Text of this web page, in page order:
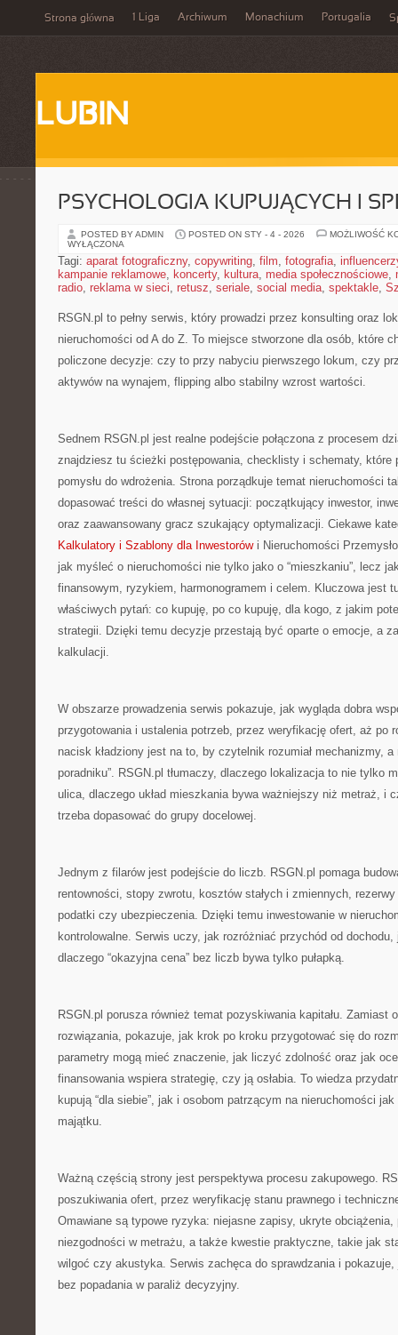
Strona główna 1 Liga Archiwum Monachium Portugalia
LUBIN
PSYCHOLOGIA KUPUJĄCYCH I
POSTED BY ADMIN POSTED ON STY - 4 - 2026
MOŻLIWOŚĆ
WYŁĄCZONA
Tagi: aparat fotograficzny, copywriting, film, fotografia,
kampanie reklamowe, koncerty, kultura, media społecznościowe,
radio, reklama w sieci, retusz, seriale, social media, spektakle,
RSGN.pl to pełny serwis, który prowadzi przez konsulting oraz
nieruchomości od A do Z. To miejsce stworzone dla osób, które
policzone decyzje: czy to przy nabyciu pierwszego lokum, czy
aktywów na wynajem, flipping albo stabilny wzrost wartości.
Sednem RSGN.pl jest realne podejście połączona z procesem
znajdziesz tu ścieżki postępowania, checklisty i schematy, które
pomysłu do wdrożenia. Strona porządkuje temat nieruchomości
dopasować treści do własnej sytuacji: początkujący inwestor,
oraz zaawansowany gracz szukający optymalizacji. Ciekawe
Kalkulatory i Szablony dla Inwestorówi Nieruchomości
jak myśleć o nieruchomości nie tylko jako o “mieszkaniu”, lecz
finansowym, ryzykiem, harmonogramem i celem. Kluczowa jest
właściwych pytań: co kupuję, po co kupuję, dla kogo, z jakim
strategii. Dzięki temu decyzje przestają być oparte o emocje, a
kalkulacji.
W obszarze prowadzenia serwis pokazuje, jak wygląda dobra
przygotowania i ustalenia potrzeb, przez weryfikację ofert, aż po
nacisk kładziony jest na to, by czytelnik rozumiał mechanizmy, a
poradniku”. RSGN.pl tłumaczy, dlaczego lokalizacja to nie tylko
ulica, dlaczego układ mieszkania bywa ważniejszy niż metraż, i
trzeba dopasować do grupy docelowej.
Jednym z filarów jest podejście do liczb. RSGN.pl pomaga
rentowności, stopy zwrotu, kosztów stałych i zmiennych,
podatki czy ubezpieczenia. Dzięki temu inwestowanie w
kontrolowalne. Serwis uczy, jak rozróżniać przychód od
dlaczego “okazyjna cena” bez liczb bywa tylko pułapką.
RSGN.pl porusza również temat pozyskiwania kapitału. Zamiast
rozwiązania, pokazuje, jak krok po kroku przygotować się do
parametry mogą mieć znaczenie, jak liczyć zdolność oraz jak
finansowania wspiera strategię, czy ją osłabia. To wiedza
kupują “dla siebie”, jak i osobom patrzącym na nieruchomości
majątku.
Ważną częścią strony jest perspektywa procesu zakupowego.
poszukiwania ofert, przez weryfikację stanu prawnego i
Omawiane są typowe ryzyka: niejasne zapisy, ukryte
niezgodności w metrażu, a także kwestie praktyczne, takie jak
wilgoć czy akustyka. Serwis zachęca do sprawdzania i
bez popadania w paraliż decyzyjny.